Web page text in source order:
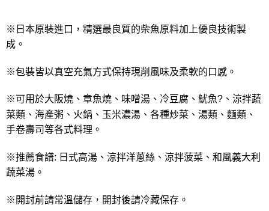
２．便利：只要手機號碼，簡訊認證，即可結帳。
１．於結帳方式選擇「AFTEE先享後付」後，將跳轉至「AFTEE先享後付」
２．訂單成立數日內，您將收到繳費通知簡訊。
３．收到繳費通知簡訊後14天內，點擊此簡訊中的連結，可透過四大超商／
ATM／網路銀行／等多元方式進行付款，方視為交易完成。
※ 請注意：結帳手續完成當下不需立刻繳費，但若您需要取消訂單，請聯絡
購買商品的店家。未經商家同意取消之訂單仍視為有效，需透過AFTEE先享
※ 交易是否成功請以「AFTEE先享後付 」之結帳頁面顯示為準，若有關於
是否繳費成功／繳費後需取消欲退款等相關疑問，請聯繫「AFTEE先享後付
客戶支援中心」
【注意事項】
運送方式
全家取貨付款-重量限制含紙箱10kg，請控制商品重量在9~9.5
每筆NT$90，滿NT$990(含以上)免運費
付款後全家取貨-重量限制含紙箱10kg，請控制商品重量在9~
9.5kg
每筆NT$90，滿NT$990(含以上)免運費
kg
付款後7-11取貨-重量限制含紙箱10kg，請控制商品重量在9~
※日本原裝進口，精選最良質的柴魚原料加上優良技術製
成。
※包裝皆以真空充氣方式保持現削風味及柔軟的口感。
※可用於大阪燒、章魚燒、味噌湯、冷豆腐、魷魚?、涼拌蔬
菜類、海產粥、火鍋、玉米濃湯、各種炒菜、湯類、麵類、
手卷壽司等各式料理。
※推薦食譜: 日式高湯、涼拌洋蔥絲、涼拌菠菜、和風義大利
蔬菜湯。
※開封前請常溫儲存，開封後請冷藏保存。